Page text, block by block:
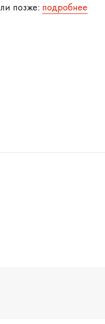
позже: подробнее